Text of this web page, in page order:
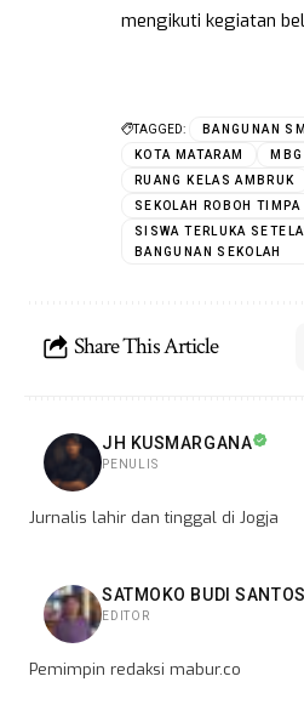
mengikuti kegiatan
TAGGED:
BANGUNAN
KOTA MATARAM
MBG
RUANG KELAS AMBRUK
SEKOLAH ROBOH TIMPA
SISWA TERLUKA
BANGUNAN SEKOLAH
Share This Article
JH KUSMARGANA
PENULIS
Jurnalis lahir dan tinggal di Jogja
SATMOKO BUDI
EDITOR
Pemimpin redaksi mabur.co